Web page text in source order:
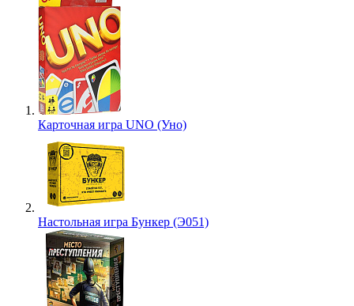
Карточная игра UNO (Уно)
Настольная игра Бункер (Э051)